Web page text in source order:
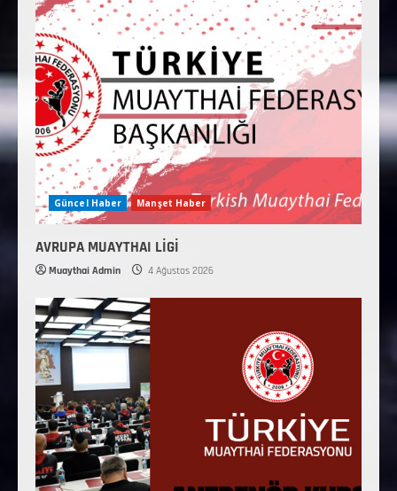
Güncel Haber Manşet Haber
AVRUPA MUAYTHAI LİGİ
Muaythai Admin 4 Ağustos 2026